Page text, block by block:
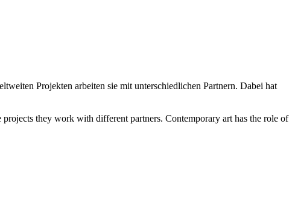
Projekten arbeiten sie mit unterschiedlichen Partnern. Dabei hat
they work with different partners. Contemporary art has the role of